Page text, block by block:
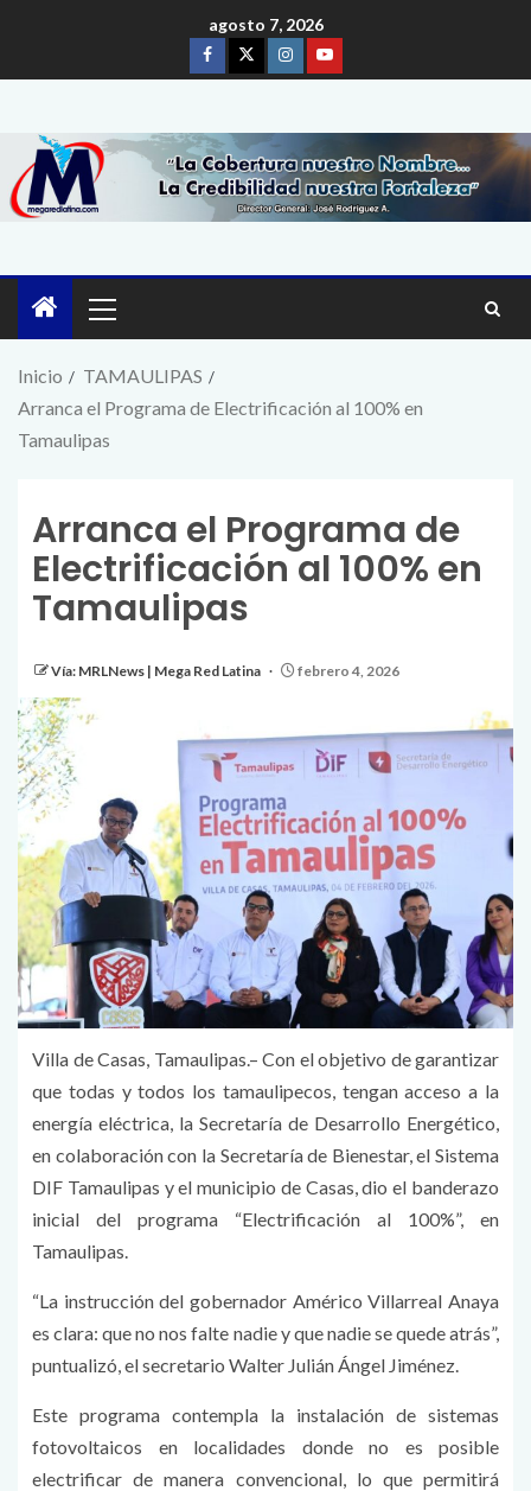
agosto 7, 2026
Inicio
TAMAULIPAS
Arranca el Programa de Electrificación al 100% en
Tamaulipas
Arranca el Programa de
Electrificación al 100% en
Tamaulipas
Vía: MRLNews | Mega Red Latina febrero 4, 2026
Villa de Casas, Tamaulipas.– Con el objetivo de garantizar
que todas y todos los tamaulipecos, tengan acceso a la
energía eléctrica, la Secretaría de Desarrollo Energético,
en colaboración con la Secretaría de Bienestar, el Sistema
DIF Tamaulipas y el municipio de Casas, dio el banderazo
inicial del programa “Electrificación al 100%”, en
Tamaulipas.
“La instrucción del gobernador Américo Villarreal Anaya
es clara: que no nos falte nadie y que nadie se quede atrás”,
puntualizó, el secretario Walter Julián Ángel Jiménez.
Este programa contempla la instalación de sistemas
fotovoltaicos en localidades donde no es posible
electrificar de manera convencional, lo que permitirá